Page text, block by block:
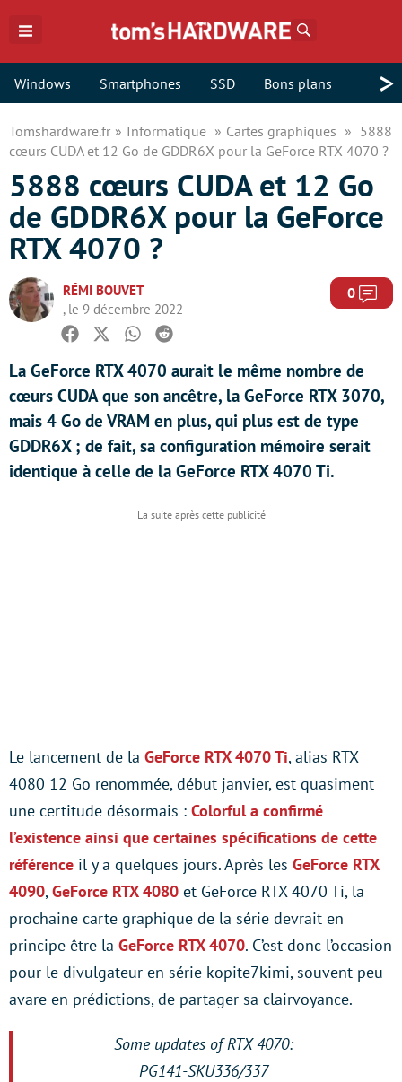
Windows Smartphones SSD Bons plans >
Tomshardware.fr Informatique Cartes graphiques
5888
cœurs CUDA et 12 Go de GDDR6X pour la GeForce RTX 4070 ?
5888 cœurs CUDA et 12 Go
de GDDR6X pour la GeForce
RTX 4070 ?
RÉMI BOUVET
, le 9 décembre 2022
0
Facebook
TwitterWhatsapp
Reddit
La GeForce RTX 4070 aurait le même nombre de
cœurs CUDA que son ancêtre, la GeForce RTX 3070,
mais 4 Go de VRAM en plus, qui plus est de type
GDDR6X ; de fait, sa configuration mémoire serait
identique à celle de la GeForce RTX 4070 Ti.
Le lancement de la GeForce RTX 4070 Ti, alias RTX
4080 12 Go renommée, début janvier, est quasiment
une certitude désormais : Colorful a confirmé
l’existence ainsi que certaines spécifications de cette
référence il y a quelques jours. Après les GeForce RTX
4090,GeForce RTX 4080 et GeForce RTX 4070 Ti, la
prochaine carte graphique de la série devrait en
principe être la GeForce RTX 4070. C’est donc l’occasion
pour le divulgateur en série kopite7kimi, souvent peu
avare en prédictions, de partager sa clairvoyance.
Some updates of RTX 4070:
PG141-SKU336/337